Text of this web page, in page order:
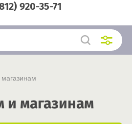
920-35-71
и магазинам